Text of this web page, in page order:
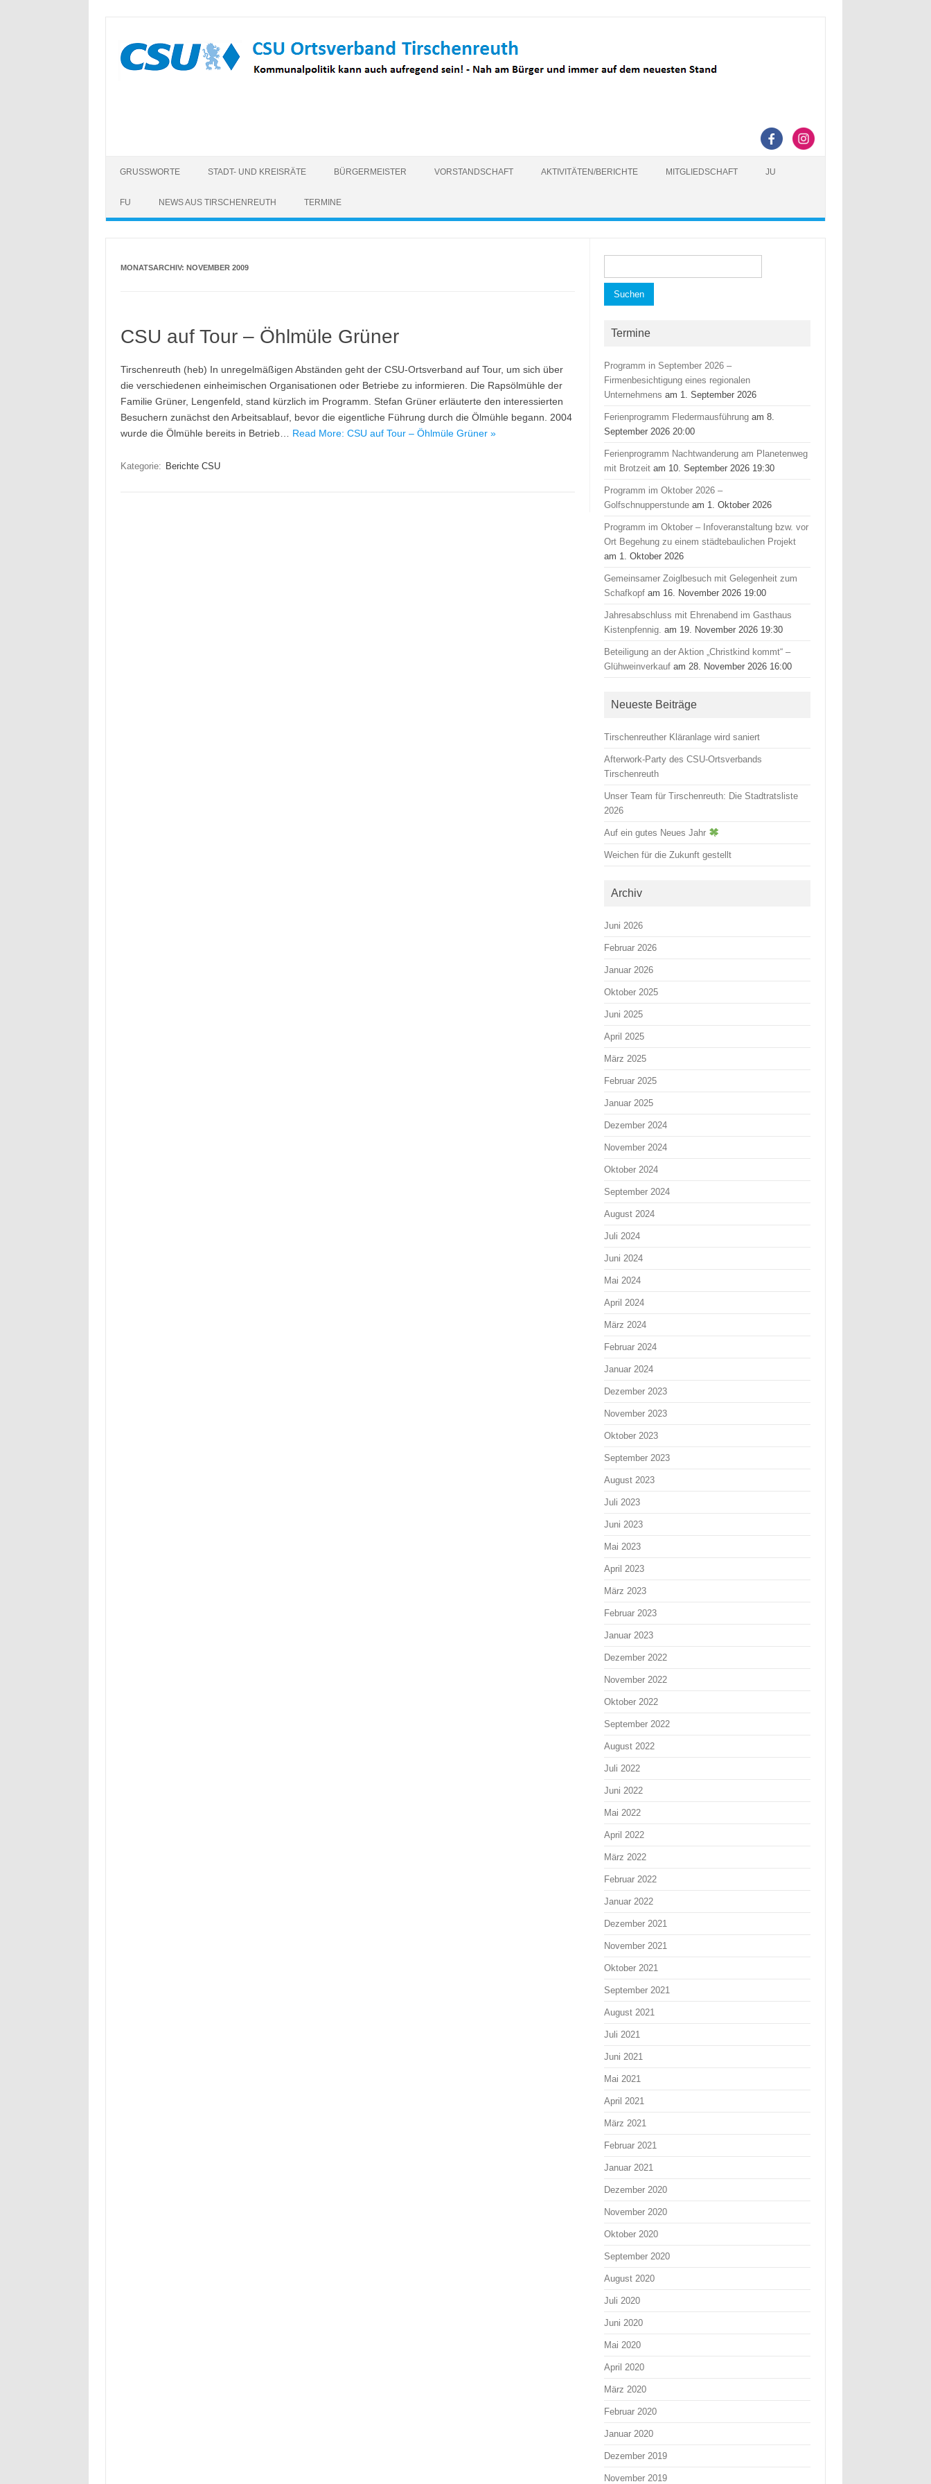
GRUSSWORTE STADT- UND KREISRÄTE BÜRGERMEISTER VORSTANDSCHAFT AKTIVITÄTEN/BERICHTE MITGLIEDSCHAFT JU
FU NEWS AUS TIRSCHENREUTH TERMINE
MONATSARCHIV: NOVEMBER 2009
CSU auf Tour – Öhlmüle Grüner
Tirschenreuth (heb) In unregelmäßigen Abständen geht der CSU-Ortsverband auf Tour, um sich über
die verschiedenen einheimischen Organisationen oder Betriebe zu informieren. Die Rapsölmühle der
Familie Grüner, Lengenfeld, stand kürzlich im Programm. Stefan Grüner erläuterte den interessierten
Besuchern zunächst den Arbeitsablauf, bevor die eigentliche Führung durch die Ölmühle begann. 2004
wurde die Ölmühle bereits in Betrieb… Read More: CSU auf Tour – Öhlmüle Grüner »
Kategorie: Berichte CSU
nach:
Termine
Programm in September 2026 –
Firmenbesichtigung eines regionalen
Unternehmens am 1. September 2026
Ferienprogramm Fledermausführung am 8.
September 2026 20:00
Ferienprogramm Nachtwanderung am Planetenweg
mit Brotzeit am 10. September 2026 19:30
Programm im Oktober 2026 –
Golfschnupperstunde am 1. Oktober 2026
Programm im Oktober – Infoveranstaltung bzw. vor
Ort Begehung zu einem städtebaulichen Projekt
am 1. Oktober 2026
Gemeinsamer Zoiglbesuch mit Gelegenheit zum
Schafkopf am 16. November 2026 19:00
Jahresabschluss mit Ehrenabend im Gasthaus
Kistenpfennig. am 19. November 2026 19:30
Beteiligung an der Aktion „Christkind kommt“ –
Glühweinverkauf am 28. November 2026 16:00
Neueste Beiträge
Tirschenreuther Kläranlage wird saniert
Afterwork-Party des CSU-Ortsverbands
Tirschenreuth
Unser Team für Tirschenreuth: Die Stadtratsliste
2026
Auf ein gutes Neues Jahr
Weichen für die Zukunft gestellt
Archiv
Juni 2026
Februar 2026
Januar 2026
Oktober 2025
Juni 2025
April 2025
März 2025
Februar 2025
Januar 2025
Dezember 2024
November 2024
Oktober 2024
September 2024
August 2024
Juli 2024
Juni 2024
Mai 2024
April 2024
März 2024
Februar 2024
Januar 2024
Dezember 2023
November 2023
Oktober 2023
September 2023
August 2023
Juli 2023
Juni 2023
Mai 2023
April 2023
März 2023
Februar 2023
Januar 2023
Dezember 2022
November 2022
Oktober 2022
September 2022
August 2022
Juli 2022
Juni 2022
Mai 2022
April 2022
März 2022
Februar 2022
Januar 2022
Dezember 2021
November 2021
Oktober 2021
September 2021
August 2021
Juli 2021
Juni 2021
Mai 2021
April 2021
März 2021
Februar 2021
Januar 2021
Dezember 2020
November 2020
Oktober 2020
September 2020
August 2020
Juli 2020
Juni 2020
Mai 2020
April 2020
März 2020
Februar 2020
Januar 2020
Dezember 2019
November 2019